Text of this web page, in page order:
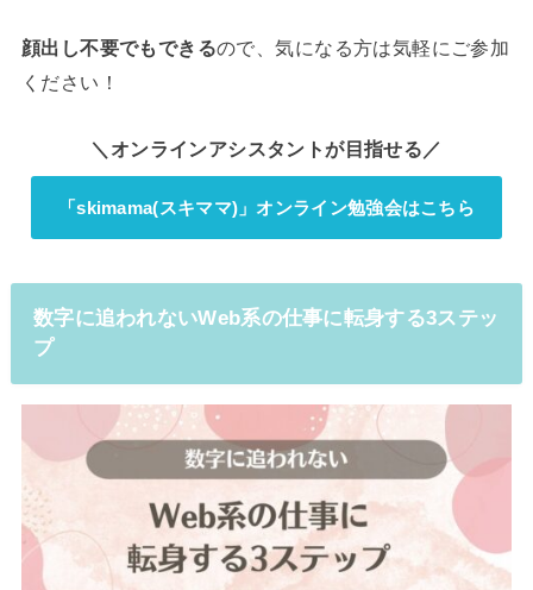
顔出し不要でもできるので、気になる方は気軽にご参加
ください！
＼オンラインアシスタントが目指せる／
「skimama(スキママ)」オンライン勉強会はこちら
数字に追われないWeb系の仕事に転身する3ステッ
プ